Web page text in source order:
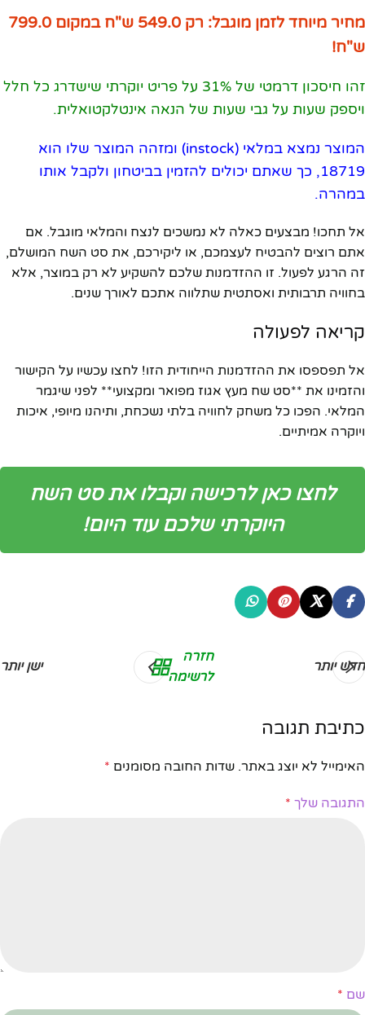
מחיר מיוחד לזמן מוגבל: רק 549.0 ש"ח במקום 799.0
ש"ח!
זהו חיסכון דרמטי של 31% על פריט יוקרתי שישדרג כל חלל
ויספק שעות על גבי שעות של הנאה אינטלקטואלית.
המוצר נמצא במלאי (instock) ומזהה המוצר שלו הוא
18719, כך שאתם יכולים להזמין בביטחון ולקבל אותו
במהרה.
אל תחכו! מבצעים כאלה לא נמשכים לנצח והמלאי מוגבל. אם
אתם רוצים להבטיח לעצמכם, או ליקירכם, את סט השח המושלם,
זה הרגע לפעול. זו ההזדמנות שלכם להשקיע לא רק במוצר, אלא
בחוויה תרבותית ואסתטית שתלווה אתכם לאורך שנים.
קריאה לפעולה
אל תפספסו את ההזדמנות הייחודית הזו! לחצו עכשיו על הקישור
והזמינו את **סט שח מעץ אגוז מפואר ומקצועי** לפני שיגמר
המלאי. הפכו כל משחק לחוויה בלתי נשכחת, ותיהנו מיופי, איכות
ויוקרה אמיתיים.
לחצו כאן לרכישה וקבלו את סט השח
היוקרתי שלכם עוד היום!
חדש יותר
חזרה
לרשימה
ישן יותר
כתיבת תגובה
האימייל לא יוצג באתר. שדות החובה מסומנים *
התגובה שלך *
שם *